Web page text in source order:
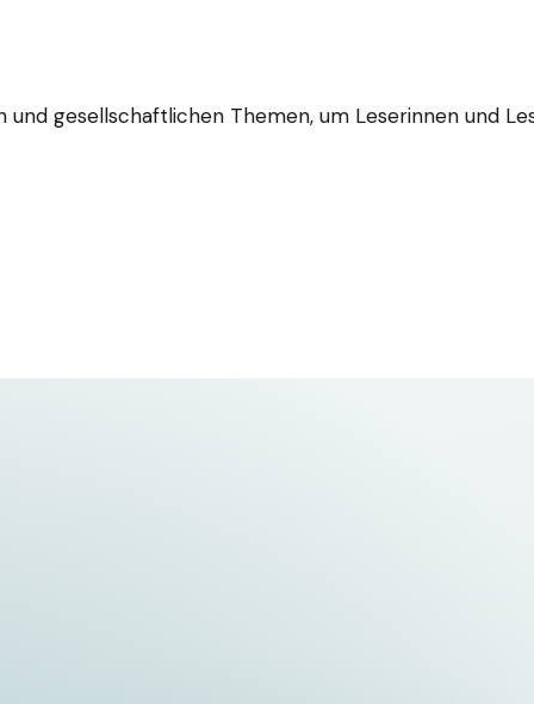
gesellschaftlichen Themen, um Leserinnen und